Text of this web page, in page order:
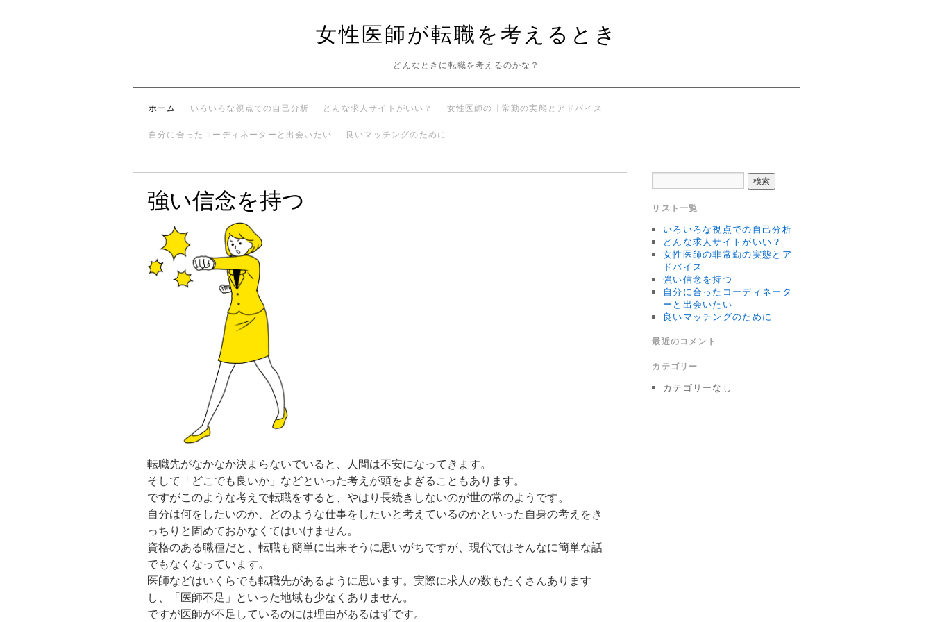
女性医師が転職を考えるとき
どんなときに転職を考えるのかな？
ホーム いろいろな視点での自己分析 どんな求人サイトがいい？ 女性医師の非常勤の実態とアドバイス
自分に合ったコーディネーターと出会いたい 良いマッチングのために
強い信念を持つ
転職先がなかなか決まらないでいると、人間は不安になってきます。
そして「どこでも良いか」などといった考えが頭をよぎることもあります。
ですがこのような考えで転職をすると、やはり長続きしないのが世の常のようです。
自分は何をしたいのか、どのような仕事をしたいと考えているのかといった自身の考えをき
っちりと固めておかなくてはいけません。
資格のある職種だと、転職も簡単に出来そうに思いがちですが、現代ではそんなに簡単な話
でもなくなっています。
医師などはいくらでも転職先があるように思います。実際に求人の数もたくさんあります
し、「医師不足」といった地域も少なくありません。
ですが医師が不足しているのには理由があるはずです。
リスト一覧
いろいろな視点での自己分析
どんな求人サイトがいい？
女性医師の非常勤の実態とア
ドバイス
強い信念を持つ
自分に合ったコーディネータ
ーと出会いたい
良いマッチングのために
最近のコメント
カテゴリー
カテゴリーなし